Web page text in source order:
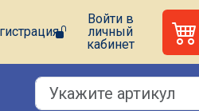
Войти в
личный
кабинет